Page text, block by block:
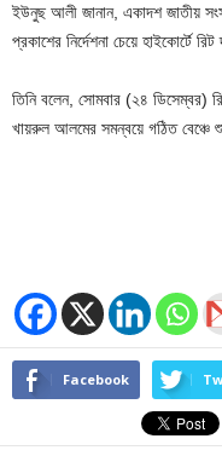
ইউনুছ আলী জানান, একাদশ জাতীয়
প্রকাশের নির্দেশনা চেয়ে হাইকোর্টে
তিনি বলেন, সোমবার (২৪ ডিসেম্বর)
খায়রুল আলমের সমন্বয়ে গঠিত বেঞ্চে
Facebook